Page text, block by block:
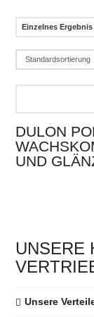
Einzelnes
DULON
UND
Varianten
auf.
Optionen
UNSERE
Unsere